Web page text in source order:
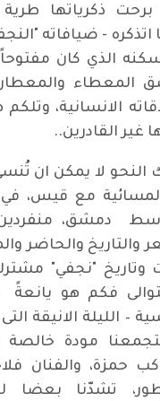
برحت ذكرياتها
اتذكره - ضيافاته
الذي كان مفتوحاً
المعطاء
الانسانية،
غير القادرين..
لا يمكن ان
مع قيس، في
دمشق، منفردين،
والتاريخ والحاضر
وتاريخ "نجفي"
فكم هو يانعةً
– الليلة الانيقة
مودة خالصة
حمزة، والفنان
تشدّنا بعضا